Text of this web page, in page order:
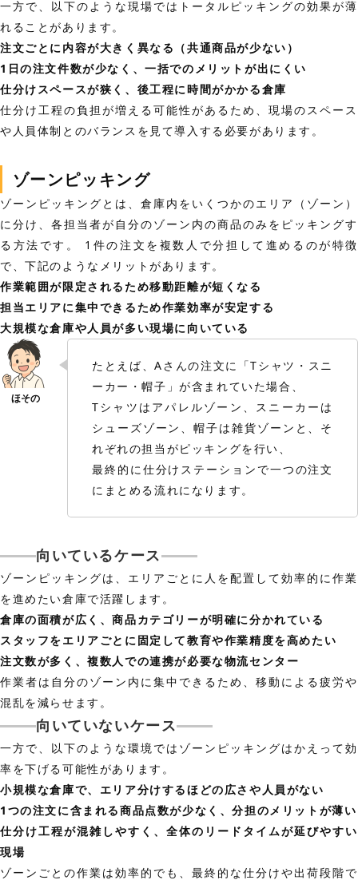
一方で、以下のような現場ではトータルピッキングの効果が薄
れることがあります。
注文ごとに内容が大きく異なる（共通商品が少ない）
1日の注文件数が少なく、一括でのメリットが出にくい
仕分けスペースが狭く、後工程に時間がかかる倉庫
仕分け工程の負担が増える可能性があるため、現場のスペース
や人員体制とのバランスを見て導入する必要があります。
ゾーンピッキング
ゾーンピッキングとは、倉庫内をいくつかのエリア（ゾーン）
に分け、各担当者が自分のゾーン内の商品のみをピッキングす
る方法です。 1件の注文を複数人で分担して進めるのが特徴
で、下記のようなメリットがあります。
作業範囲が限定されるため移動距離が短くなる
担当エリアに集中できるため作業効率が安定する
大規模な倉庫や人員が多い現場に向いている
たとえば、Aさんの注文に「Tシャツ・スニ
ーカー・帽子」が含まれていた場合、
Tシャツはアパレルゾーン、スニーカーは
シューズゾーン、帽子は雑貨ゾーンと、そ
れぞれの担当がピッキングを行い、
最終的に仕分けステーションで一つの注文
にまとめる流れになります。
向いているケース
ゾーンピッキングは、エリアごとに人を配置して効率的に作業
を進めたい倉庫で活躍します。
倉庫の面積が広く、商品カテゴリーが明確に分かれている
スタッフをエリアごとに固定して教育や作業精度を高めたい
注文数が多く、複数人での連携が必要な物流センター
作業者は自分のゾーン内に集中できるため、移動による疲労や
混乱を減らせます。
向いていないケース
一方で、以下のような環境ではゾーンピッキングはかえって効
率を下げる可能性があります。
小規模な倉庫で、エリア分けするほどの広さや人員がない
1つの注文に含まれる商品点数が少なく、分担のメリットが薄い
仕分け工程が混雑しやすく、全体のリードタイムが延びやすい
現場
ゾーンごとの作業は効率的でも、最終的な仕分けや出荷段階で